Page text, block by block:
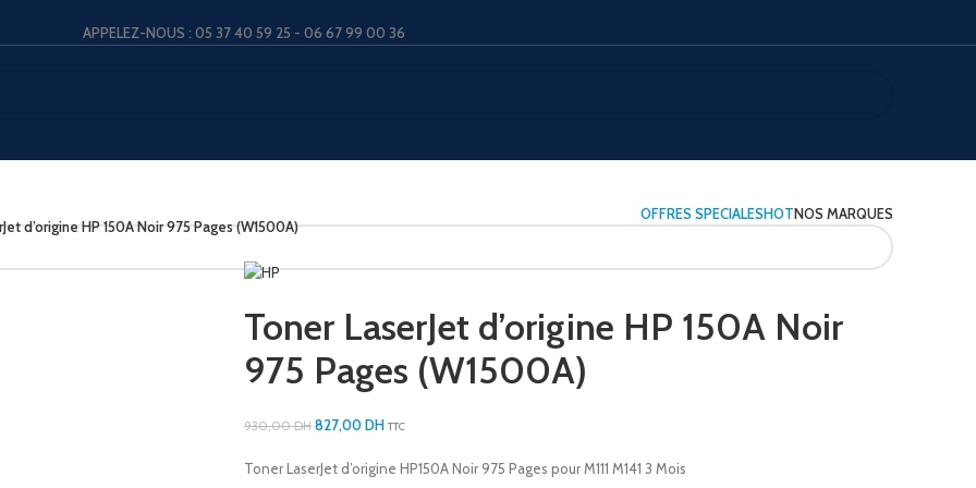
APPELEZ-NOUS : 05 37 40 59 25 - 06 67 99 00 36
OFFRES SPECIALESHOTNOS MARQUES
d’origine HP 150A Noir 975 Pages (W1500A)
Toner LaserJet d’origine HP 150A Noir
975 Pages (W1500A)
930,00DH 827,00DH TTC
Toner LaserJet d’origine HP150A Noir 975 Pages pour M111 M141 3 Mois